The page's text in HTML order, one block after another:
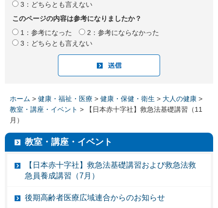
3：どちらとも言えない
このページの内容は参考になりましたか？
1：参考になった
2：参考にならなかった
3：どちらとも言えない
ホーム > 健康・福祉・医療 > 健康・保健・衛生 > 大人の健康 >
教室・講座・イベント > 【日本赤十字社】救急法基礎講習（11
月）
教室・講座・イベント
【日本赤十字社】救急法基礎講習および救急法救
急員養成講習（7月）
後期高齢者医療広域連合からのお知らせ